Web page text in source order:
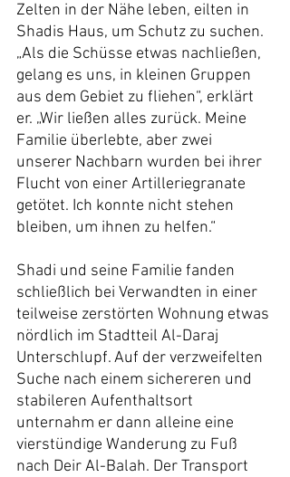
Zelten in der Nähe leben, eilten in
Shadis Haus, um Schutz zu suchen.
„Als die Schüsse etwas nachließen,
gelang es uns, in kleinen Gruppen
aus dem Gebiet zu fliehen“, erklärt
er. „Wir ließen alles zurück. Meine
Familie überlebte, aber zwei
unserer Nachbarn wurden bei ihrer
Flucht von einer Artilleriegranate
getötet. Ich konnte nicht stehen
bleiben, um ihnen zu helfen.“
Shadi und seine Familie fanden
schließlich bei Verwandten in einer
teilweise zerstörten Wohnung etwas
nördlich im Stadtteil Al-Daraj
Unterschlupf. Auf der verzweifelten
Suche nach einem sichereren und
stabileren Aufenthaltsort
unternahm er dann alleine eine
vierstündige Wanderung zu Fuß
nach Deir Al-Balah. Der Transport